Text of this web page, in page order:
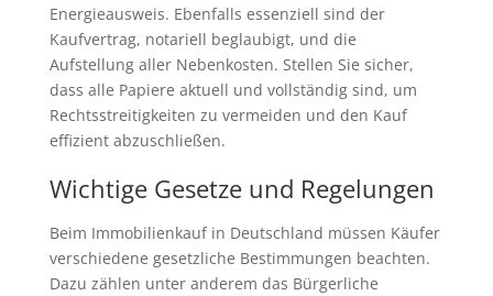
Energieausweis. Ebenfalls essenziell sind der
Kaufvertrag, notariell beglaubigt, und die
Aufstellung aller Nebenkosten. Stellen Sie sicher,
dass alle Papiere aktuell und vollständig sind, um
Rechtsstreitigkeiten zu vermeiden und den Kauf
effizient abzuschließen.
Wichtige Gesetze und Regelungen
Beim Immobilienkauf in Deutschland müssen Käufer
verschiedene gesetzliche Bestimmungen beachten.
Dazu zählen unter anderem das Bürgerliche